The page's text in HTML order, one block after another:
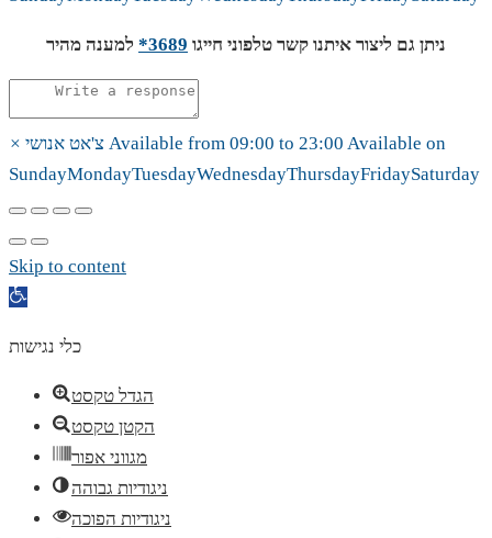
ניתן גם ליצור איתנו קשר טלפוני חייגו 3689* למענה מהיר
× צ'אט אנושי Available from 09:00 to 23:00 Available on
SundayMondayTuesdayWednesdayThursdayFridaySaturday
Skip to content
Open
כלי נגישות
הגדל טקסט
הקטן טקסט
מגווני אפור
ניגודיות גבוהה
ניגודיות הפוכה